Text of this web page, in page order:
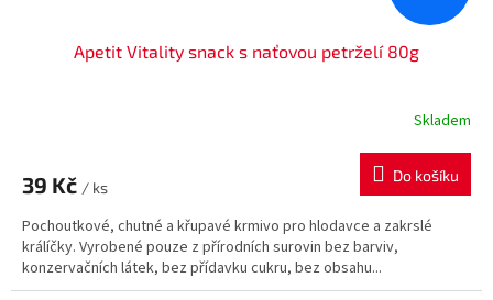
Apetit Vitality snack s naťovou petrželí 80g
Skladem
39 Kč / ks
Do košíku
Pochoutkové, chutné a křupavé krmivo pro hlodavce a zakrslé
králíčky. Vyrobené pouze z přírodních surovin bez barviv,
konzervačních látek, bez přídavku cukru, bez obsahu...